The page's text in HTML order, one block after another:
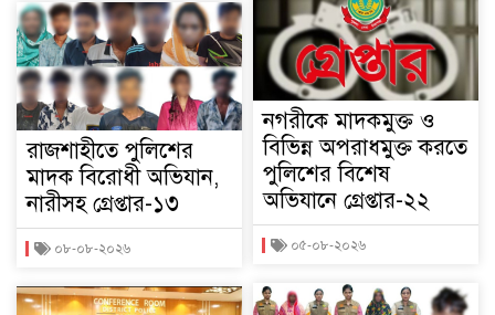
রাজশাহীতে পুলিশের
মাদক বিরোধী অভিযান,
নারীসহ গ্রেপ্তার-১৩
০৮-০৮-২০২৬
নগরীকে মাদকমুক্ত ও
বিভিন্ন অপরাধমুক্ত করতে
পুলিশের বিশেষ
অভিযানে গ্রেপ্তার-২২
০৫-০৮-২০২৬